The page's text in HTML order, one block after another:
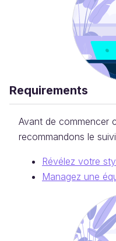
Requirements
Avant de commencer
recommandons le
Révélez votre
Managez une